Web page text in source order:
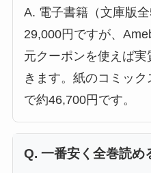
A. 電子書籍（文庫版
29,000円ですが、
元クーポンを使えば
きます。紙のコミッ
で約46,700円です。
Q. 一番安く全巻読め